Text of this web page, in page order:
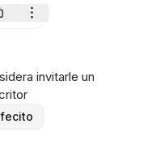
invitarle un